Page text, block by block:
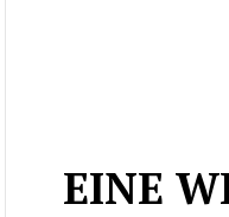
EINE